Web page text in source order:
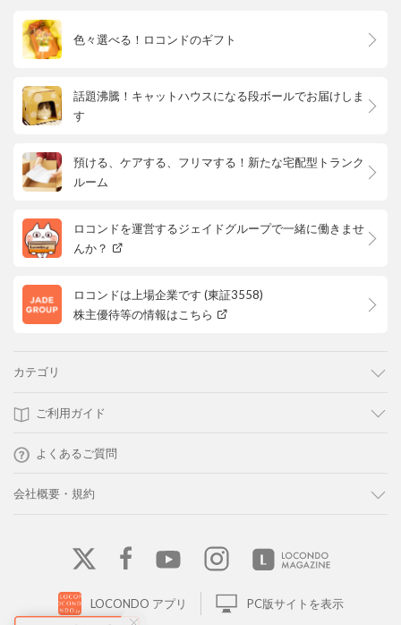
色々選べる！ロコンドのギフト
話題沸騰！キャットハウスになる段ボールでお届けしま
す
預ける、ケアする、フリマする！新たな宅配型トランク
ルーム
ロコンドを運営するジェイドグループで一緒に働きませ
んか？
ロコンドは上場企業です (東証3558)
株主優待等の情報はこちら
カテゴリ
ご利用ガイド
よくあるご質問
会社概要・規約
LOCONDO アプリ PC版サイトを表示